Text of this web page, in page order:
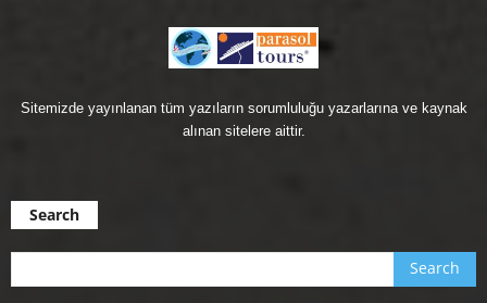
Sitemizde yayınlanan tüm yazıların sorumluluğu yazarlarına ve kaynak
alınan sitelere aittir.
Search